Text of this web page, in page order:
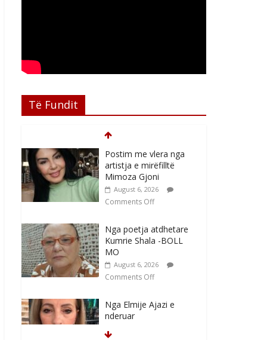
Të Fundit
Postim me vlera nga
artistja e mirëfilltë
Mimoza Gjoni
August 6, 2026
Comments Off
Nga poetja atdhetare
Kumrie Shala -BOLL
MO
August 6, 2026
Comments Off
Nga Elmije Ajazi e
nderuar